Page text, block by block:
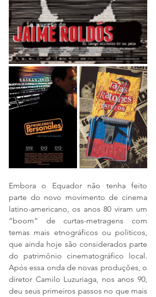
Embora o Equador não tenha feito
parte do novo movimento de cinema
latino-americano, os anos 80 viram um
“boom” de curtas-metragens com
temas mais etnográficos ou políticos,
que ainda hoje são considerados parte
do patrimônio cinematográfico local.
Após essa onda de novas produções, o
diretor Camilo Luzuriaga, nos anos 90,
deu seus primeiros passos no que mais